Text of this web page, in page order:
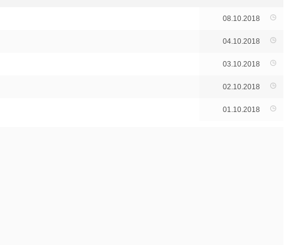
08.10.2018
04.10.2018
03.10.2018
02.10.2018
01.10.2018